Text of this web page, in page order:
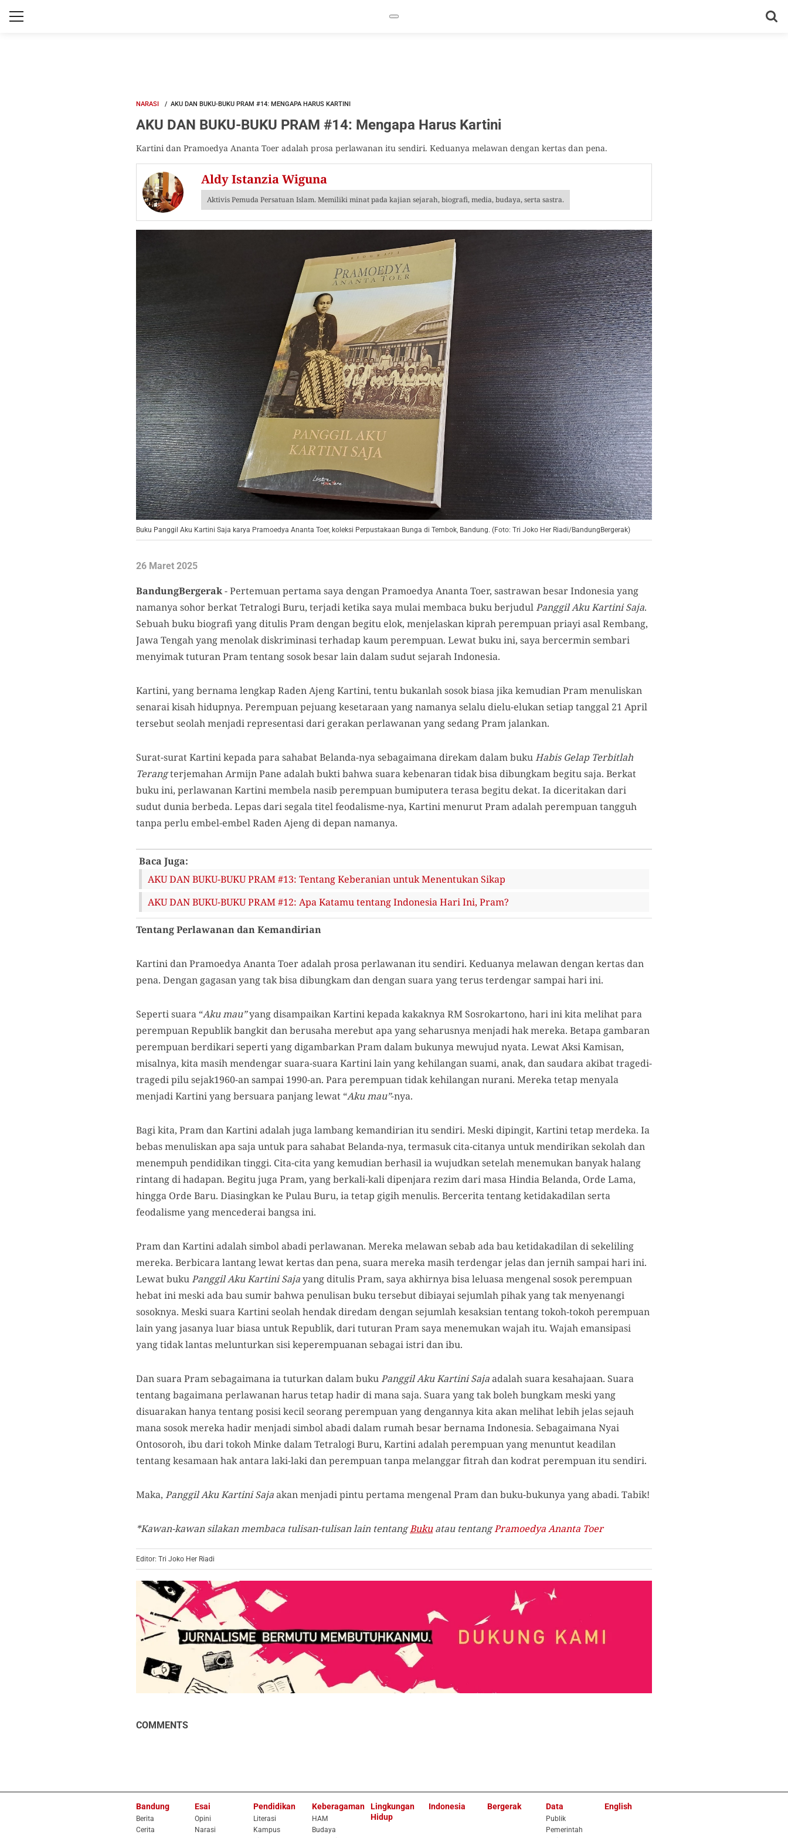
NARASI AKU DAN BUKU-BUKU PRAM #14: MENGAPA HARUS KARTINI
AKU DAN BUKU-BUKU PRAM #14: Mengapa Harus Kartini
Kartini dan Pramoedya Ananta Toer adalah prosa perlawanan itu sendiri. Keduanya melawan dengan kertas dan pena.
Aldy Istanzia Wiguna
Aktivis Pemuda Persatuan Islam. Memiliki minat pada kajian sejarah, biografi, media, budaya, serta sastra.
Buku Panggil Aku Kartini Saja karya Pramoedya Ananta Toer, koleksi Perpustakaan Bunga di Tembok, Bandung. (Foto: Tri Joko Her Riadi/BandungBergerak)
26 Maret 2025
BandungBergerak- Pertemuan pertama saya dengan Pramoedya Ananta Toer, sastrawan besar Indonesia yang
namanya sohor berkat Tetralogi Buru, terjadi ketika saya mulai membaca buku berjudulPanggil Aku Kartini Saja.
Sebuah buku biografi yang ditulis Pram dengan begitu elok, menjelaskan kiprah perempuan priayi asal Rembang,
Jawa Tengah yang menolak diskriminasi terhadap kaum perempuan. Lewat buku ini, saya bercermin sembari
menyimak tuturan Pram tentang sosok besar lain dalam sudut sejarah Indonesia.
Kartini, yang bernama lengkap Raden Ajeng Kartini, tentu bukanlah sosok biasa jika kemudian Pram menuliskan
senarai kisah hidupnya. Perempuan pejuang kesetaraan yang namanya selalu dielu-elukan setiap tanggal 21 April
tersebut seolah menjadi representasi dari gerakan perlawanan yang sedang Pram jalankan.
Surat-surat Kartini kepada para sahabat Belanda-nya sebagaimana direkam dalam bukuHabis Gelap Terbitlah
Terangterjemahan Armijn Pane adalah bukti bahwa suara kebenaran tidak bisa dibungkam begitu saja. Berkat
buku ini, perlawanan Kartini membela nasib perempuan bumiputera terasa begitu dekat. Ia diceritakan dari
sudut dunia berbeda. Lepas dari segala titel feodalisme-nya, Kartini menurut Pram adalah perempuan tangguh
tanpa perlu embel-embel Raden Ajeng di depan namanya.
Baca Juga:
AKU DAN BUKU-BUKU PRAM #13: Tentang Keberanian untuk Menentukan Sikap
AKU DAN BUKU-BUKU PRAM #12: Apa Katamu tentang Indonesia Hari Ini, Pram?
Tentang Perlawanan dan Kemandirian
Kartini dan Pramoedya Ananta Toer adalah prosa perlawanan itu sendiri. Keduanya melawan dengan kertas dan
pena. Dengan gagasan yang tak bisa dibungkam dan dengan suara yang terus terdengar sampai hari ini.
Seperti suara “Aku mau”yang disampaikan Kartini kepada kakaknya RM Sosrokartono, hari ini kita melihat para
perempuan Republik bangkit dan berusaha merebut apa yang seharusnya menjadi hak mereka. Betapa gambaran
perempuan berdikari seperti yang digambarkan Pram dalam bukunya mewujud nyata. Lewat Aksi Kamisan,
misalnya, kita masih mendengar suara-suara Kartini lain yang kehilangan suami, anak, dan saudara akibat tragedi-
tragedi pilu sejak1960-an sampai 1990-an. Para perempuan tidak kehilangan nurani. Mereka tetap menyala
menjadi Kartini yang bersuara panjang lewat “Aku mau”-nya.
Bagi kita, Pram dan Kartini adalah juga lambang kemandirian itu sendiri. Meski dipingit, Kartini tetap merdeka. Ia
bebas menuliskan apa saja untuk para sahabat Belanda-nya, termasuk cita-citanya untuk mendirikan sekolah dan
menempuh pendidikan tinggi. Cita-cita yang kemudian berhasil ia wujudkan setelah menemukan banyak halang
rintang di hadapan. Begitu juga Pram, yang berkali-kali dipenjara rezim dari masa Hindia Belanda, Orde Lama,
hingga Orde Baru. Diasingkan ke Pulau Buru, ia tetap gigih menulis. Bercerita tentang ketidakadilan serta
feodalisme yang mencederai bangsa ini.
Pram dan Kartini adalah simbol abadi perlawanan. Mereka melawan sebab ada bau ketidakadilan di sekeliling
mereka. Berbicara lantang lewat kertas dan pena, suara mereka masih terdengar jelas dan jernih sampai hari ini.
Lewat bukuPanggil Aku Kartini Sajayang ditulis Pram, saya akhirnya bisa leluasa mengenal sosok perempuan
hebat ini meski ada bau sumir bahwa penulisan buku tersebut dibiayai sejumlah pihak yang tak menyenangi
sosoknya. Meski suara Kartini seolah hendak diredam dengan sejumlah kesaksian tentang tokoh-tokoh perempuan
lain yang jasanya luar biasa untuk Republik, dari tuturan Pram saya menemukan wajah itu. Wajah emansipasi
yang tidak lantas melunturkan sisi keperempuanan sebagai istri dan ibu.
Dan suara Pram sebagaimana ia tuturkan dalam bukuPanggil Aku Kartini Sajaadalah suara kesahajaan. Suara
tentang bagaimana perlawanan harus tetap hadir di mana saja. Suara yang tak boleh bungkam meski yang
disuarakan hanya tentang posisi kecil seorang perempuan yang dengannya kita akan melihat lebih jelas sejauh
mana sosok mereka hadir menjadi simbol abadi dalam rumah besar bernama Indonesia. Sebagaimana Nyai
Ontosoroh, ibu dari tokoh Minke dalam Tetralogi Buru, Kartini adalah perempuan yang menuntut keadilan
tentang kesamaan hak antara laki-laki dan perempuan tanpa melanggar fitrah dan kodrat perempuan itu sendiri.
Maka, Panggil Aku Kartini Sajaakan menjadi pintu pertama mengenal Pram dan buku-bukunya yang abadi. Tabik!
*Kawan-kawan silakan membaca tulisan-tulisan lain tentangBukuatau tentangPramoedya Ananta Toer
Editor: Tri Joko Her Riadi
COMMENTS
Bandung
Berita
Cerita
Esai
Opini
Narasi
Pendidikan
Literasi
Kampus
Keberagaman
HAM
Budaya
Lingkungan
Hidup
Indonesia Bergerak Data
Publik
Pemerintah
English